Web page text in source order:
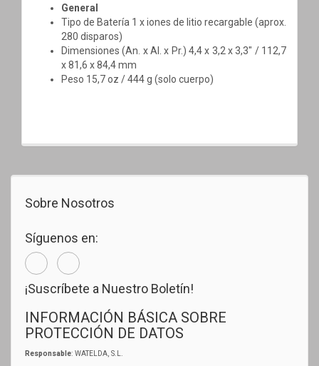
General
Tipo de Batería 1 x iones de litio recargable (aprox.
280 disparos)
Dimensiones (An. x Al. x Pr.) 4,4 x 3,2 x 3,3" / 112,7
x 81,6 x 84,4 mm
Peso 15,7 oz / 444 g (solo cuerpo)
Sobre Nosotros
Síguenos en:
¡Suscríbete a Nuestro Boletín!
INFORMACIÓN BÁSICA SOBRE
PROTECCIÓN DE DATOS
Responsable: WATELDA, S.L.